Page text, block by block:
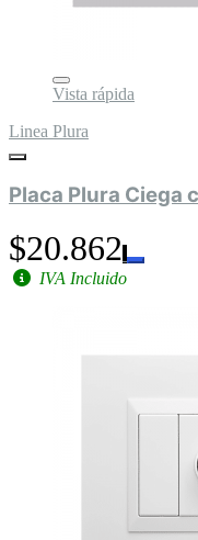
Vista rápida
Linea Plura
Placa Plura Ciega
$20.862
IVA Incluido